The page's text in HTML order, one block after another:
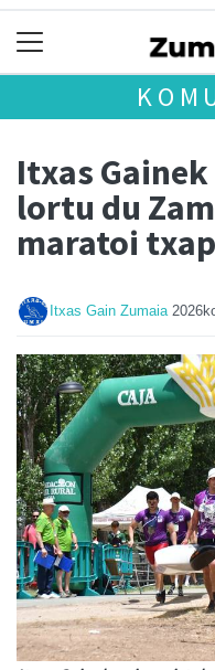
Itxas
lortu du
maratoi
Itxas Gain Zumaia